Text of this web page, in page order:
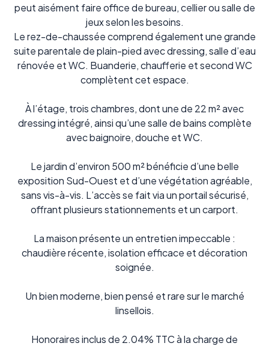
peut aisément faire office de bureau, cellier ou salle de
jeux selon les besoins.
Le rez-de-chaussée comprend également une grande
suite parentale de plain-pied avec dressing, salle d’eau
rénovée et WC. Buanderie, chaufferie et second WC
complètent cet espace.
À l’étage, trois chambres, dont une de 22 m² avec
dressing intégré, ainsi qu’une salle de bains complète
avec baignoire, douche et WC.
Le jardin d’environ 500 m² bénéficie d’une belle
exposition Sud-Ouest et d’une végétation agréable,
sans vis-à-vis. L’accès se fait via un portail sécurisé,
offrant plusieurs stationnements et un carport.
La maison présente un entretien impeccable :
chaudière récente, isolation efficace et décoration
soignée.
Un bien moderne, bien pensé et rare sur le marché
linsellois.
Honoraires inclus de 2.04% TTC à la charge de